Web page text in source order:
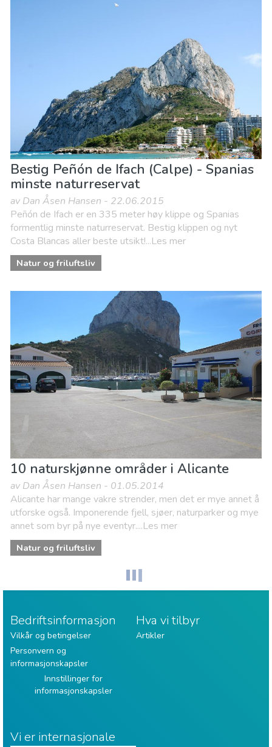
Bestig Peñón de Ifach (Calpe) - Spanias
minste naturreservat
av Dan Åsen Hansen - 22.06.2015
Peñón de Ifach er en 335 meter høy klippe og Spanias
formentlig minste naturreservat. Bestig klippen og nyt
Costa Blancas aller beste utsikt!...Les mer
Natur og friluftsliv
10 naturskjønne områder i Alicante
av Dan Åsen Hansen - 01.05.2014
Alicante har mange vakre strender, men det er mye annet å
utforske også. Imponerende fjell, sjøer, naturparker og mye
annet som byr på nye eventyr....Les mer
Natur og friluftsliv
Bedriftsinformasjon
Vilkår og betingelser
Personvern og
informasjonskapsler
Innstillinger for
informasjonskapsler
Hva vi tilbyr
Artikler
Vi er internasjonale